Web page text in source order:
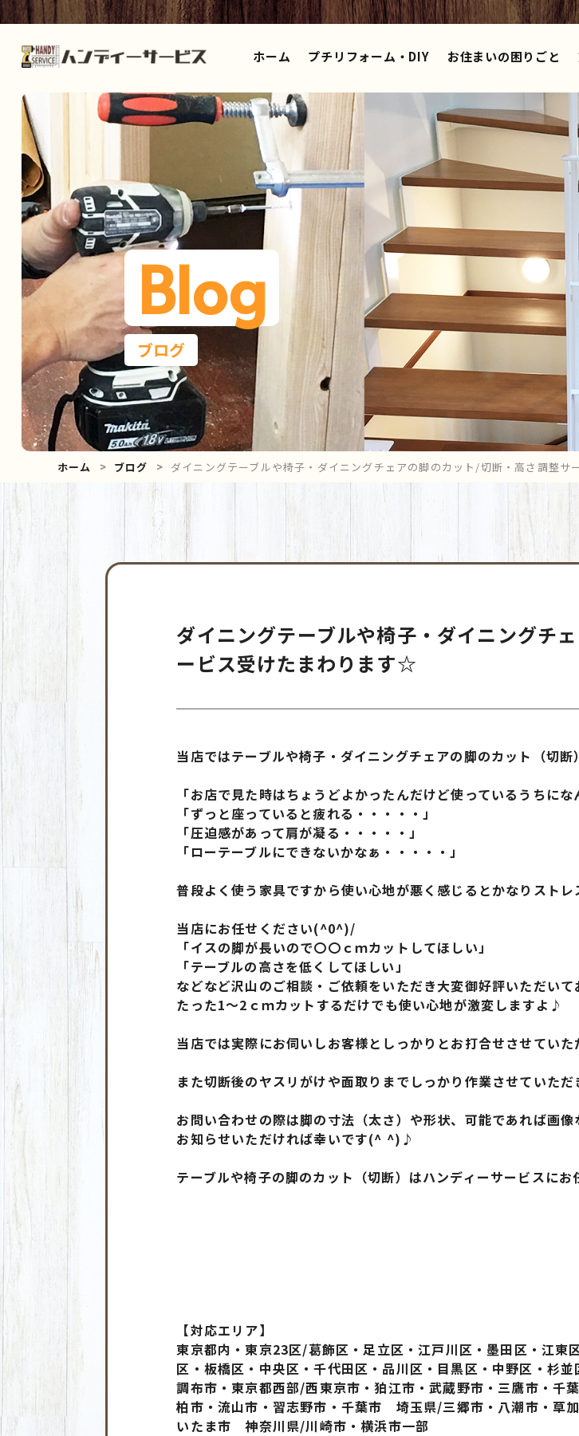
ホーム プチリフォーム・DIY お住まいの困りごと
Blog
ブログ
ホーム ブログ ダイニングテーブルや椅子・ダイニングチェアの脚のカット/切断・高さ調整サ
ダイニングテーブルや椅子・ダイニングチ
ービス受けたまわります☆
当店ではテーブルや椅子・ダイニングチェアの脚のカット（切
「お店で見た時はちょうどよかったんだけど使っているうちに
「ずっと座っていると疲れる・・・・・」
「圧迫感があって肩が凝る・・・・・」
「ローテーブルにできないかなぁ・・・・・」
普段よく使う家具ですから使い心地が悪く感じるとかなりスト
当店にお任せください(^0^)/
「イスの脚が長いので〇〇ｃｍカットしてほしい」
「テーブルの高さを低くしてほしい」
などなど沢山のご相談・ご依頼をいただき大変御好評いただ
たった1〜2ｃｍカットするだけでも使い心地が激変しますよ♪
当店では実際にお伺いしお客様としっかりとお打合せさせてい
また切断後のヤスリがけや面取りまでしっかり作業させていた
お問い合わせの際は脚の寸法（太さ）や形状、可能であれば画像
お知らせいただければ幸いです(^ ^)♪
テーブルや椅子の脚のカット（切断）はハンディーサービスに
【対応エリア】
東京都内・東京23区/葛飾区・足立区・江戸川区・墨田区・江東
区・板橋区・中央区・千代田区・品川区・目黒区・中野区・杉
調布市・東京都西部/西東京市・狛江市・武蔵野市・三鷹市・千
柏市・流山市・習志野市・千葉市 埼玉県/三郷市・八潮市・草
いたま市 神奈川県/川崎市・横浜市一部